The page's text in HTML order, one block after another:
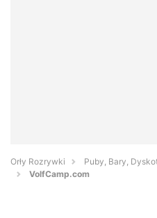
Orły Rozrywki
Puby, Bary,
VolfCamp.com